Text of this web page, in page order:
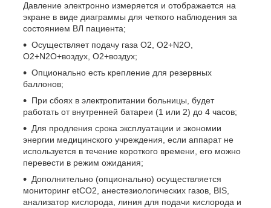
Давление электронно измеряется и отображается на
экране в виде диаграммы для четкого наблюдения за
состоянием ВЛ пациента;
Осуществляет подачу газа O2, O2+N2O,
O2+N2O+воздух, O2+воздух;
Опционально есть крепление для резервных
баллонов;
При сбоях в электропитании больницы, будет
работать от внутренней батареи (1 или 2) до 4 часов;
Для продления срока эксплуатации и экономии
энергии медицинского учреждения, если аппарат не
используется в течение короткого времени, его можно
перевести в режим ожидания;
Дополнительно (опционально) осуществляется
мониторинг etCO2, анестезиологических газов, BIS,
анализатор кислорода, линия для подачи кислорода и